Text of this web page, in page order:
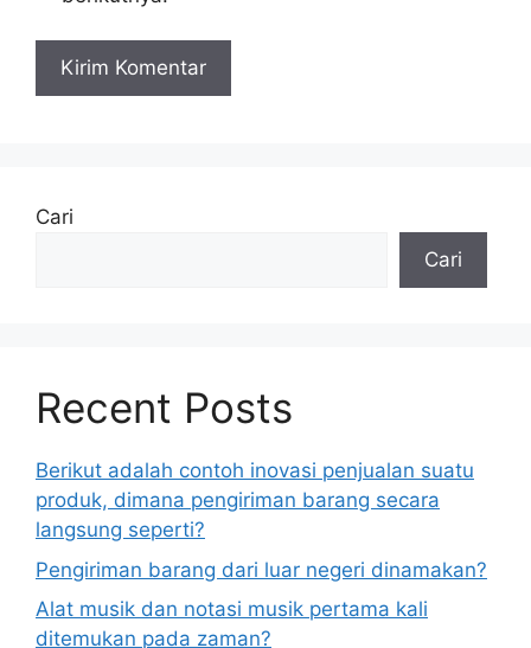
Cari
Cari
Recent Posts
Berikut adalah contoh inovasi penjualan suatu
produk, dimana pengiriman barang secara
langsung seperti?
Pengiriman barang dari luar negeri dinamakan?
Alat musik dan notasi musik pertama kali
ditemukan pada zaman?